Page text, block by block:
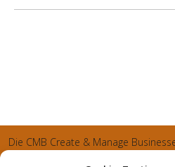
Die CMB Create & Manage